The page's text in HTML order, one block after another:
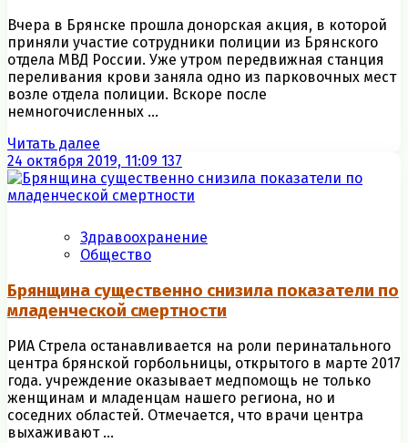
Вчера в Брянске прошла донорская акция, в которой
приняли участие сотрудники полиции из Брянского
отдела МВД России. Уже утром передвижная станция
переливания крови заняла одно из парковочных мест
возле отдела полиции. Вскоре после
немногочисленных ...
Читать далее
24 октября 2019, 11:09 137
Здравоохранение
Общество
Брянщина существенно снизила показатели по
младенческой смертности
РИА Стрела останавливается на роли перинатального
центра брянской горбольницы, открытого в марте 2017
года. учреждение оказывает медпомощь не только
женщинам и младенцам нашего региона, но и
соседних областей. Отмечается, что врачи центра
выхаживают ...